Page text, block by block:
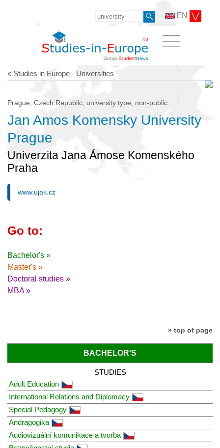
EN
« Studies in Europe - Universities
Prague, Czech Republic, university type, non-public
Jan Amos Komensky University
Prague
Univerzita Jana Ámose Komenského
Praha
www.ujak.cz
Go to:
Bachelor's »
Master's »
Doctoral studies »
MBA »
» top of page
BACHELOR'S
STUDIES
Adult Education
International Relations and Diplomacy
Special Pedagogy
Andragogika
Audiovizuální komunikace a tvorba